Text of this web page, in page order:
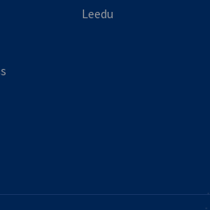
Leedu